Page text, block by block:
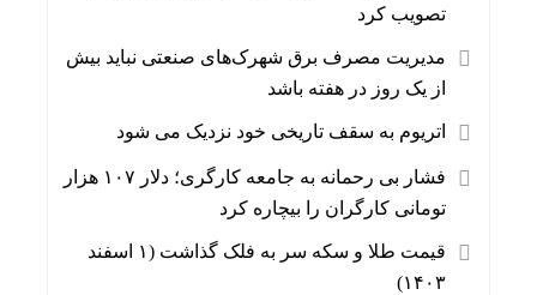
تصویب کرد
مدیریت مصرف برق شهرک‌های صنعتی نباید بیش
از یک روز در هفته باشد
اتریوم به سقف تاریخی خود نزدیک می شود
فشار بی رحمانه به جامعه کارگری؛ دلار ۱۰۷ هزار
تومانی کارگران را بیچاره کرد
قیمت طلا و سکه سر به فلک گذاشت (۱ اسفند
۱۴۰۳)